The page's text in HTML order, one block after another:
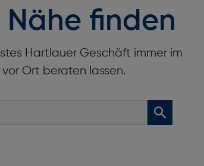
Nähe finden
Hartlauer Geschäft immer im
Ort beraten lassen.